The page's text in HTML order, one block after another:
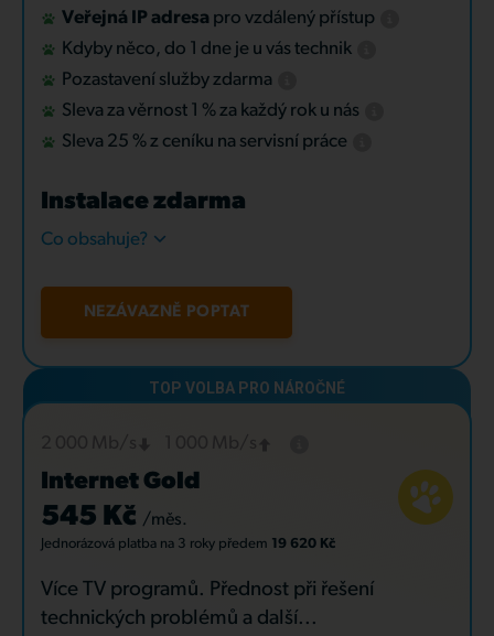
Veřejná IP adresa pro vzdálený přístup
Kdyby něco, do 1 dne je u vás technik
Pozastavení služby zdarma
Sleva za věrnost 1 % za každý rok u nás
Sleva 25 % z ceníku na servisní práce
Instalace zdarma
Co obsahuje?
NEZÁVAZNĚ POPTAT
Internet Gold
545 Kč /měs.
Jednorázová platba na 3 roky předem 19 620 Kč
Více TV programů. Přednost při řešení
technických problémů a další...